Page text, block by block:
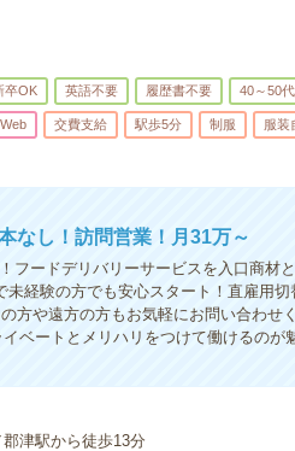
卒OK 英語不要 履歴書不要 40～50
交費支給 駅歩5分 制服 服装
なし！訪問営業！月31万～
フードデリバリーサービスを入口商材
経験の方でも安心スタート！直雇用
方や遠方の方もお気軽にお問い合わせ
ベートとメリハリをつけて働けるのが
津駅から徒歩13分